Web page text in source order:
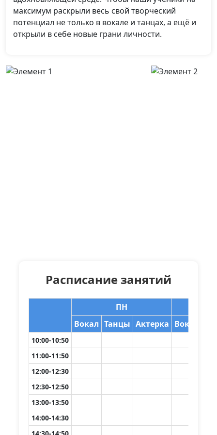
максимум раскрыли весь свой творческий
потенциал не только в вокале и танцах, а ещё и
открыли в себе новые грани личности.
Расписание занятий
ПН
Вокал Танцы Актерка Вокал
10:00-10:50
11:00-11:50
12:00-12:30
12:30-12:50
13:00-13:50
14:00-14:30